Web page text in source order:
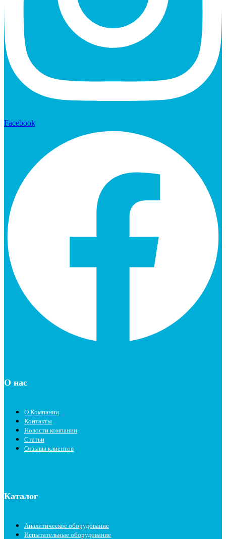
Facebook
О нас
О Компании
Контакты
Новости компании
Статьи
Отзывы клиентов
Каталог
Аналитическое оборудование
Испытательные оборудование